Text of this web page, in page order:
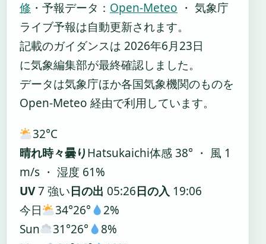
修 ・ 予報データ： Open-Meteo ・ 気象庁
ライブ予報は自動更新されます。
記載のガイダンスは 2026年6月23日
に気象編集部が最終確認しました。
データは気象庁ほか各国気象機関のものを
Open-Meteo 経由で利用しています。
32°C
晴れ時々曇りHatsukaichi体感 38° ・ 風 1
m/s ・ 湿度 61%
UV7 強い日の出 05:26日の入 19:06
今日
34°26°
2%
Sun
31°26°
8%